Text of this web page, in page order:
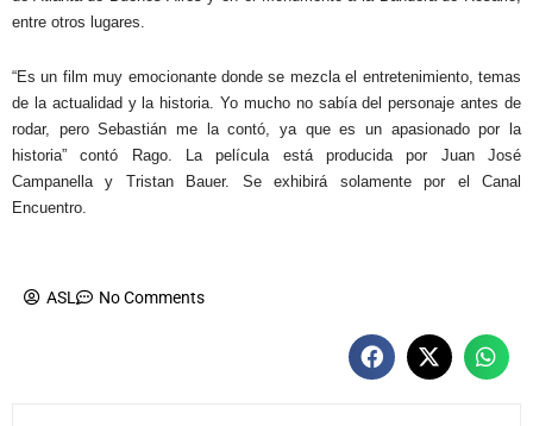
entre otros lugares.
“Es un film muy emocionante donde se mezcla el entretenimiento, temas
de la actualidad y la historia. Yo mucho no sabía del personaje antes de
rodar, pero Sebastián me la contó, ya que es un apasionado por la
historia” contó Rago. La película está producida por Juan José
Campanella y Tristan Bauer. Se exhibirá solamente por el Canal
Encuentro.
ASL No Comments